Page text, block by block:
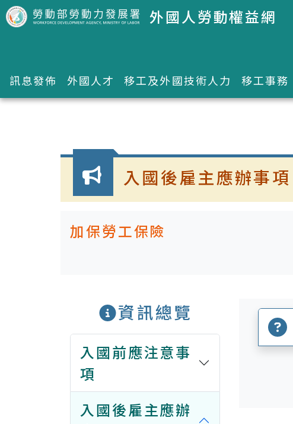
跳到主要內容區塊 外國人勞動權益網
訊息發佈 外國人才 移工及外國技術人力 移工事務
入國後雇主應辦事項
加保勞工保險
資訊總覽
入國前應注意事
項
入國後雇主應辦